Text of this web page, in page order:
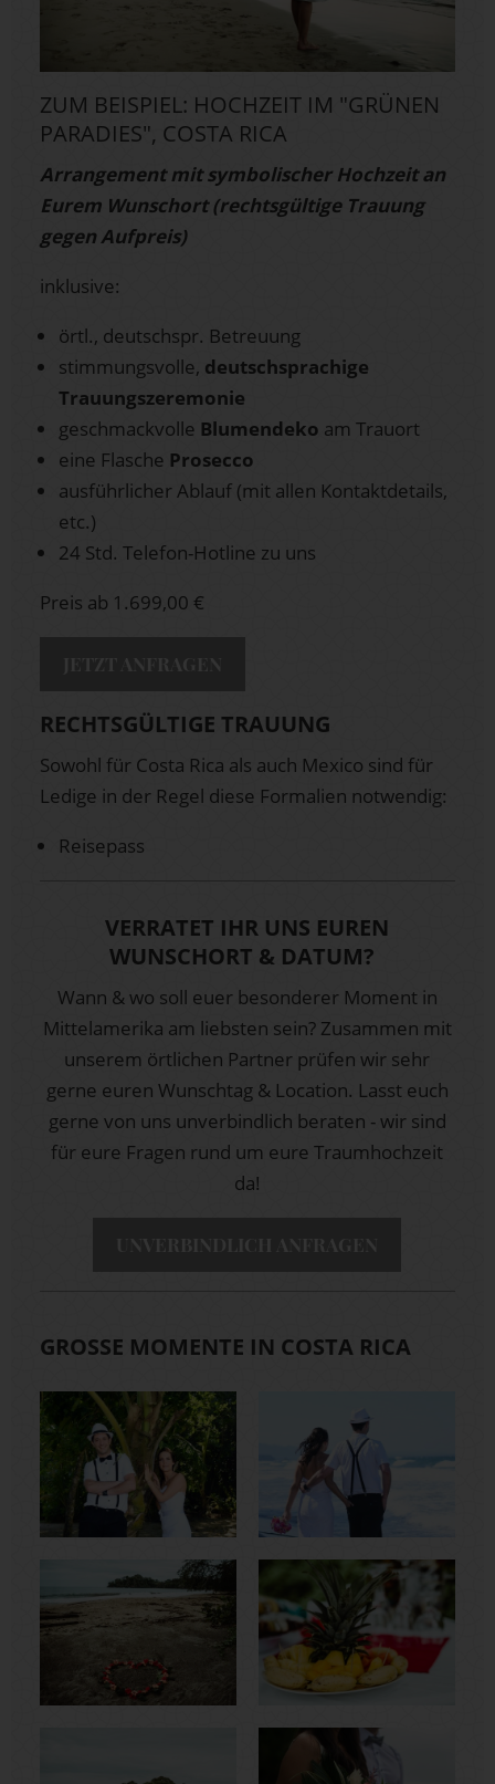
ZUM BEISPIEL: HOCHZEIT IM "GRÜNEN
PARADIES", COSTA RICA
Arrangement mit symbolischer Hochzeit an
Eurem Wunschort (rechtsgültige Trauung
gegen Aufpreis)
inklusive:
örtl., deutschspr. Betreuung
stimmungsvolle, deutschsprachige
Trauungszeremonie
geschmackvolle Blumendeko am Trauort
eine Flasche Prosecco
ausführlicher Ablauf (mit allen Kontaktdetails,
etc.)
24 Std. Telefon-Hotline zu uns
Preis ab 1.699,00 €
RECHTSGÜLTIGE TRAUUNG
Sowohl für Costa Rica als auch Mexico sind für
Ledige in der Regel diese Formalien notwendig:
Reisepass
VERRATET IHR UNS EUREN
WUNSCHORT & DATUM?
Wann & wo soll euer besonderer Moment in
Mittelamerika am liebsten sein? Zusammen mit
unserem örtlichen Partner prüfen wir sehr
gerne euren Wunschtag & Location. Lasst euch
gerne von uns unverbindlich beraten - wir sind
für eure Fragen rund um eure Traumhochzeit
da!
GROSSE MOMENTE IN COSTA RICA